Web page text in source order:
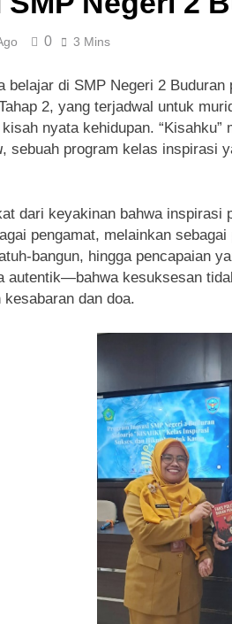
0 3 Mins
di SMP Negeri 2 Buduran
2, yang terjadwal untuk
nyata kehidupan. “Kisahku”
, sebuah program kelas inspirasi
dari keyakinan bahwa
pengamat, melainkan
bangun, hingga pencapaian
autentik—bahwa kesuksesan
kesabaran dan doa.